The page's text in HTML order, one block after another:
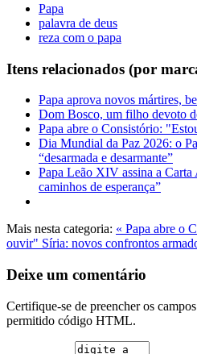
Papa
palavra de deus
reza com o papa
Itens relacionados (por
Papa aprova novos mártires,
Dom Bosco, um filho devoto
Papa abre o Consistório:
Dia Mundial da Paz 2026: o
“desarmada e desarmante”
Papa Leão XIV assina a
caminhos de esperança”
Mais nesta categoria: « Papa abre o
ouvir" Síria: novos confrontos
Deixe um comentário
Certifique-se de preencher os
permitido código HTML.